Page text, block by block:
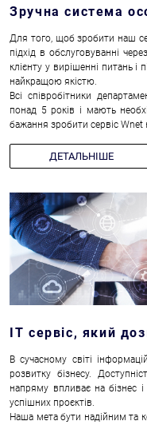
Зручна система
Для того, щоб зробити наш
підхід в обслуговуванні
клієнту у вирішенні питань
найкращою якістю.
Всі співробітники
понад 5 років і мають
бажання зробити сервіс Wnet
ДЕТАЛЬНІШЕ
IT сервіс, який
В сучасному світі
розвитку бізнесу.
напряму впливає на бізнес
успішних проєктів.
Наша мета бути надійним та